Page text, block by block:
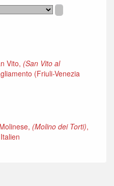
Vito, (San Vito al
(Friuli-Venezia
(Molino dei Torti),